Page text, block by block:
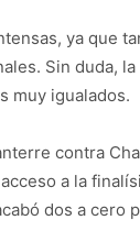
ya que
Sin duda,
muy igualados.
contra
a la
dos a cero